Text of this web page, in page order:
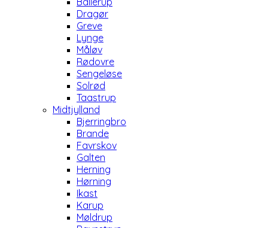
Dragør
Greve
Lynge
Måløv
Rødovre
Sengeløse
Solrød
Taastrup
Midtjylland
Bjerringbro
Brande
Favrskov
Galten
Herning
Hørning
Ikast
Karup
Møldrup